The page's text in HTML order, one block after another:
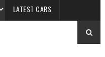
LATEST CARS